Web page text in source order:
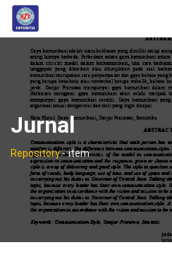
Jurnal
Repository- item